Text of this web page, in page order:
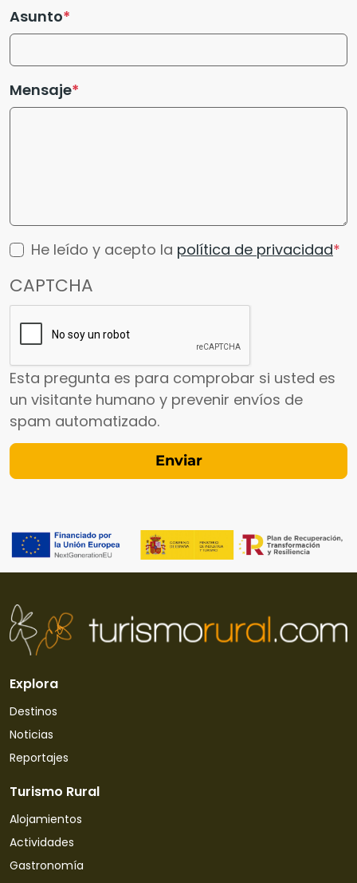
Asunto
Mensaje
He leído y acepto la política de privacidad
CAPTCHA
Esta pregunta es para comprobar si usted es
un visitante humano y prevenir envíos de
spam automatizado.
Explora
Destinos
Noticias
Reportajes
Turismo Rural
Alojamientos
Actividades
Gastronomía